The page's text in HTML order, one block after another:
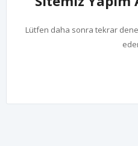
Lütfen daha sonra tekrar